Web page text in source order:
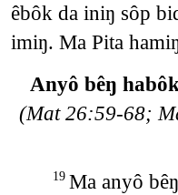
êbôk da iniŋ sôp
imiŋ. Ma Pita
Anyô bêŋ
(Mat 26:59-68;
19 Ma anyô